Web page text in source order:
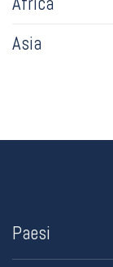
Asia
Paesi